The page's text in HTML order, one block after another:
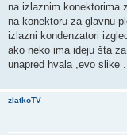
na izlaznim konektorima
na konektoru za glavnu
izlazni kondenzatori
ako neko ima ideju šta
unapred hvala ,evo slike
zlatkoTV